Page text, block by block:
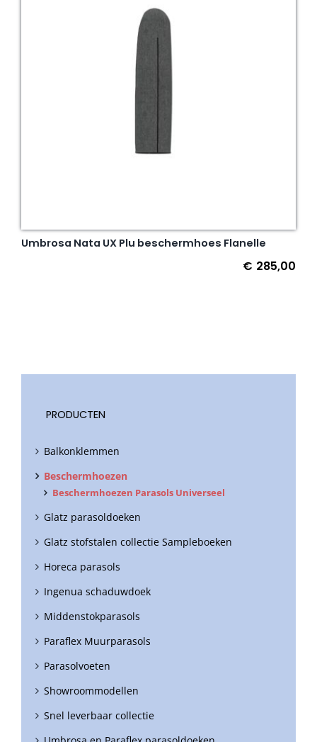
Umbrosa Nata UX Plu beschermhoes Flanelle
€ 285,00
PRODUCTEN
Balkonklemmen
Beschermhoezen
Beschermhoezen Parasols Universeel
Glatz parasoldoeken
Glatz stofstalen collectie Sampleboeken
Horeca parasols
Ingenua schaduwdoek
Middenstokparasols
Paraflex Muurparasols
Parasolvoeten
Showroommodellen
Snel leverbaar collectie